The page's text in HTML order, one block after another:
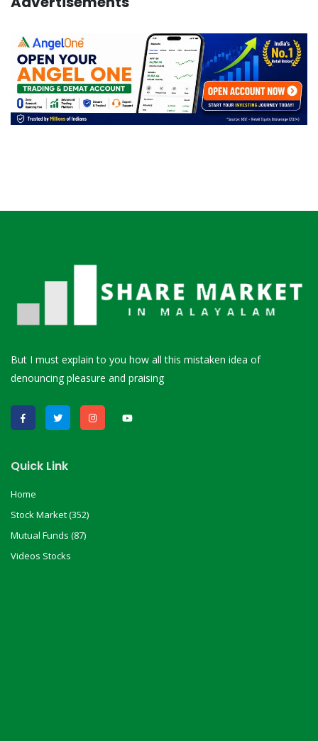
But I must explain to you how all this mistaken idea of
denouncing pleasure and praising
Quick Link
Home
Stock Market (352)
Mutual Funds (87)
Videos Stocks